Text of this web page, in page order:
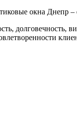
окна
долговечность,